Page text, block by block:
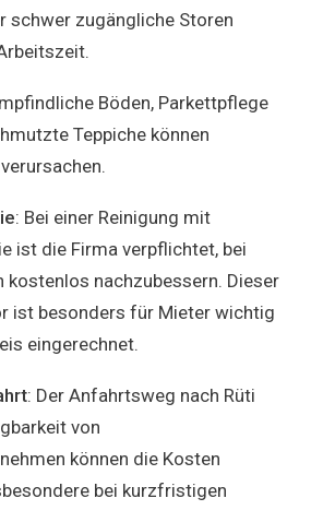
schwer zugängliche Storen
Böden, Parkettpflege
Teppiche können
: Bei einer Reinigung mit
ist die Firma verpflichtet, bei
kostenlos nachzubessern. Dieser
ist besonders für Mieter wichtig
eingerechnet.
: Der Anfahrtsweg nach Rüti
von
können die Kosten
bei kurzfristigen